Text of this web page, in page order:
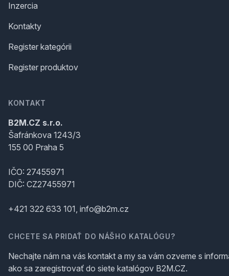
Inzercia
Kontakty
Register kategórii
Register produktov
KONTAKT
B2M.CZ s.r.o.
Šafránkova 1243/3
155 00 Praha 5
IČO: 27455971
DIČ: CZ27455971
+421 322 633 101, info@b2m.cz
CHCETE SA PRIDAŤ DO NÁŠHO KATALÓGU?
Nechajte nám na vás kontakt a my sa vám ozveme s
ako sa zaregistrovať do siete katalógov B2M.CZ.